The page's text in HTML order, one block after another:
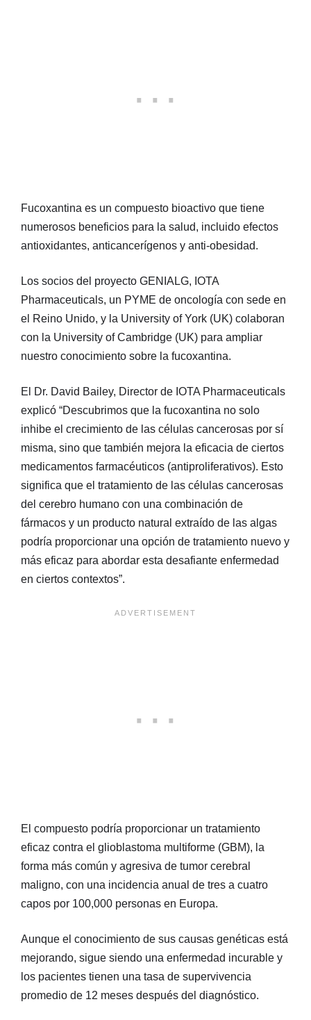
Fucoxantina es un compuesto bioactivo que tiene
numerosos beneficios para la salud, incluido efectos
antioxidantes, anticancerígenos y anti-obesidad.
Los socios del proyecto GENIALG, IOTA
Pharmaceuticals, un PYME de oncología con sede en
el Reino Unido, y la University of York (UK) colaboran
con la University of Cambridge (UK) para ampliar
nuestro conocimiento sobre la fucoxantina.
El Dr. David Bailey, Director de IOTA Pharmaceuticals
explicó “Descubrimos que la fucoxantina no solo
inhibe el crecimiento de las células cancerosas por sí
misma, sino que también mejora la eficacia de ciertos
medicamentos farmacéuticos (antiproliferativos). Esto
significa que el tratamiento de las células cancerosas
del cerebro humano con una combinación de
fármacos y un producto natural extraído de las algas
podría proporcionar una opción de tratamiento nuevo y
más eficaz para abordar esta desafiante enfermedad
en ciertos contextos”.
El compuesto podría proporcionar un tratamiento
eficaz contra el glioblastoma multiforme (GBM), la
forma más común y agresiva de tumor cerebral
maligno, con una incidencia anual de tres a cuatro
capos por 100,000 personas en Europa.
Aunque el conocimiento de sus causas genéticas está
mejorando, sigue siendo una enfermedad incurable y
los pacientes tienen una tasa de supervivencia
promedio de 12 meses después del diagnóstico.